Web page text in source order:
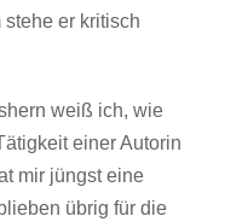
er kritisch
weiß ich, wie
einer Autorin
mir jüngst eine
übrig für die